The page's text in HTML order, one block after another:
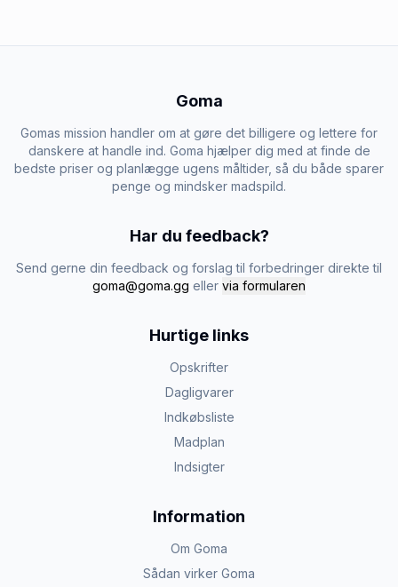
Goma
Gomas mission handler om at gøre det billigere og lettere for
danskere at handle ind. Goma hjælper dig med at finde de
bedste priser og planlægge ugens måltider, så du både sparer
penge og mindsker madspild.
Har du feedback?
Send gerne din feedback og forslag til forbedringer direkte til
goma@goma.gg eller via formularen
Hurtige links
Opskrifter
Dagligvarer
Indkøbsliste
Madplan
Indsigter
Information
Om Goma
Sådan virker Goma